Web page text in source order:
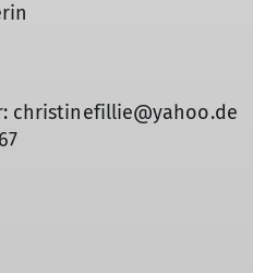
christinefillie@yahoo.de